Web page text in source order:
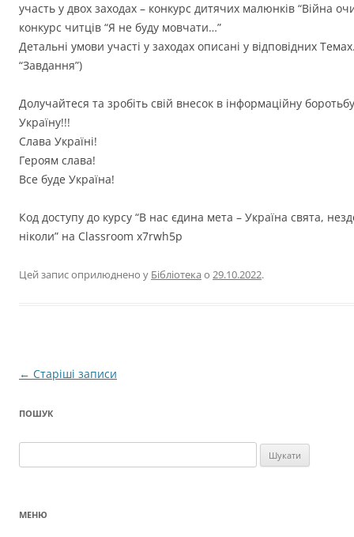
участь у двох заходах – конкурс дитячих малюнків “Війна
конкурс читців “Я не буду мовчати…”
Детальні умови участі у заходах описані у відповідних
“Завдання”)
Долучайтеся та зробіть свій внесок в інформаційну
Україну!!!
Слава Україні!
Героям слава!
Все буде Україна!
Код доступу до курсу “В нас єдина мета – Україна свята,
ніколи” на Classroom x7rwh5p
Цей запис оприлюднено у Бібліотека о 29.10.2022.
Навігація
запису
← Старіші записи
ПОШУК
МЕНЮ